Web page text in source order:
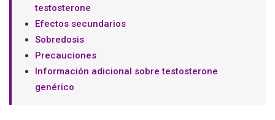
testosterone
Efectos secundarios
Sobredosis
Precauciones
Información adicional sobre testosterone
genérico